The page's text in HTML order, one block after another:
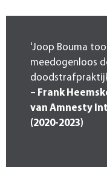
'Joop Bouma
meedogenloos
– Frank
van Amnesty
(2020-2023)